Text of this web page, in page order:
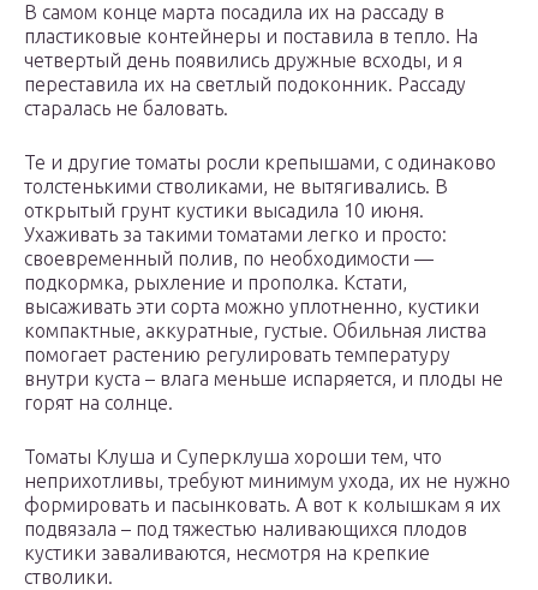
В самом конце марта посадила их на рассаду в
пластиковые контейнеры и поставила в тепло. На
четвертый день появились дружные всходы, и я
переставила их на светлый подоконник. Рассаду
старалась не баловать.
Те и другие томаты росли крепышами, с одинаково
толстенькими стволиками, не вытягивались. В
открытый грунт кустики высадила 10 июня.
Ухаживать за такими томатами легко и просто:
своевременный полив, по необходимости —
подкормка, рыхление и прополка. Кстати,
высаживать эти сорта можно уплотненно, кустики
компактные, аккуратные, густые. Обильная листва
помогает растению регулировать температуру
внутри куста – влага меньше испаряется, и плоды не
горят на солнце.
Томаты Клуша и Суперклуша хороши тем, что
неприхотливы, требуют минимум ухода, их не нужно
формировать и пасынковать. А вот к колышкам я их
подвязала – под тяжестью наливающихся плодов
кустики заваливаются, несмотря на крепкие
стволики.